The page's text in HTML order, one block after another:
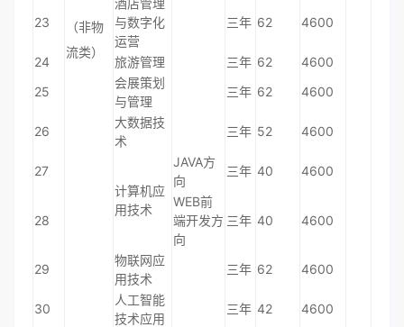
（非物
流类）
23
酒店管理
与数字化
运营
三年 62 4600
24 旅游管理 三年 62
4600
25
会展策划
与管理
三年 62 4600
26
大数据技
术
三年 52 4600
27
计算机应
用技术
JAVA方
向
三年 40 4600
28
WEB前
端开发方
向
三年 40 4600
29
物联网应
用技术
三年 62 4600
30
人工智能
技术应用
三年 42
4600